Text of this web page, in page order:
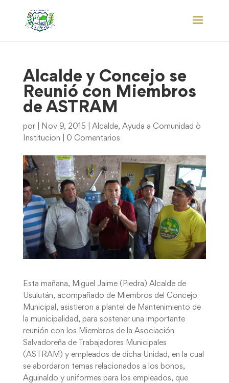
Alcalde y Concejo se
Reunió con Miembros
de ASTRAM
por Nov 9, 2015 Alcalde, Ayuda a Comunidad ò
Institucion
0 Comentarios
Esta mañana, Miguel Jaime (Piedra) Alcalde de
Usulután, acompañado de Miembros del Concejo
Municipal, asistieron a plantel de Mantenimiento de
la municipalidad, para sostener una importante
reunión con los Miembros de la Asociación
Salvadoreña de Trabajadores Municipales
(ASTRAM) y empleados de dicha Unidad, en la cual
se abordaron temas relacionados a los bonos,
Aguinaldo y uniformes para los empleados, que